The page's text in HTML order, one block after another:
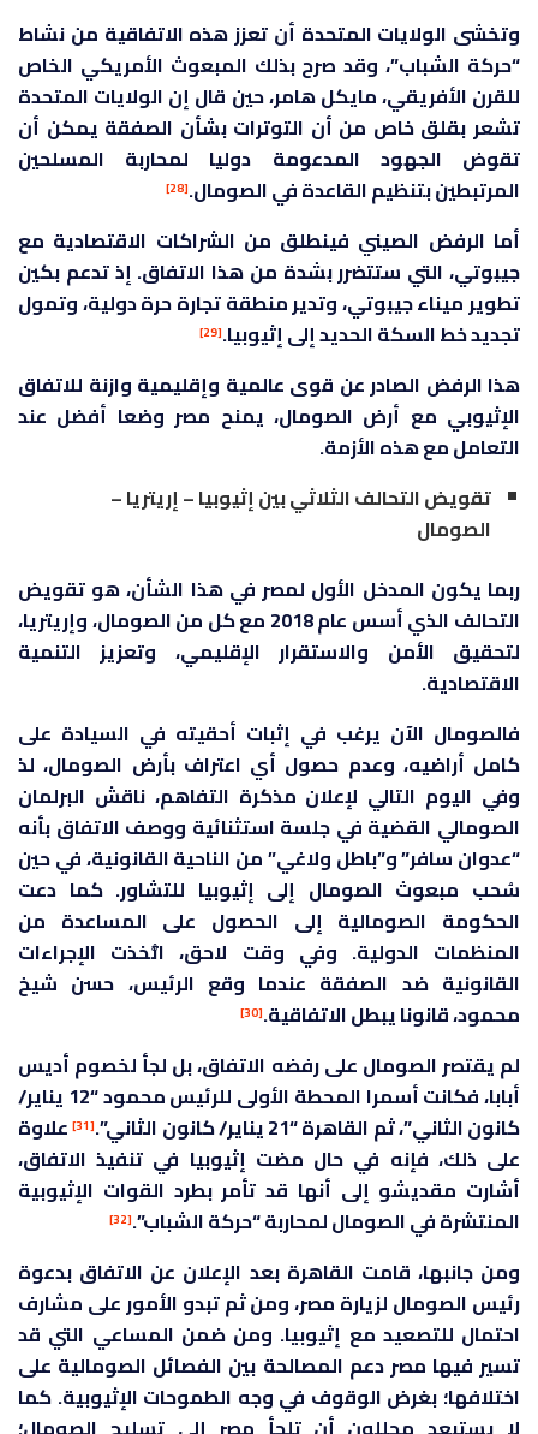
وتخشى الولايات المتحدة أن تعزز هذه الاتفاقية من نشاط
“حركة الشباب”، وقد صرح بذلك المبعوث الأمريكي الخاص
للقرن الأفريقي، مايكل هامر، حين قال إن الولايات المتحدة
تشعر بقلق خاص من أن التوترات بشأن الصفقة يمكن أن
تقوض الجهود المدعومة دوليا لمحاربة المسلحين
المرتبطين بتنظيم القاعدة في الصومال.[28]
أما الرفض الصيني فينطلق من الشراكات الاقتصادية مع
جيبوتي، التي ستتضرر بشدة من هذا الاتفاق. إذ تدعم بكين
تطوير ميناء جيبوتي، وتدير منطقة تجارة حرة دولية، وتمول
تجديد خط السكة الحديد إلى إثيوبيا.[29]
هذا الرفض الصادر عن قوى عالمية وإقليمية وازنة للاتفاق
الإثيوبي مع أرض الصومال، يمنح مصر وضعا أفضل عند
التعامل مع هذه الأزمة.
تقويض التحالف الثلاثي بين إثيوبيا – إريتريا –
الصومال
ربما يكون المدخل الأول لمصر في هذا الشأن، هو تقويض
التحالف الذي أسس عام 2018 مع كل من الصومال، وإريتريا،
لتحقيق الأمن والاستقرار الإقليمي، وتعزيز التنمية
الاقتصادية.
فالصومال الآن يرغب في إثبات أحقيته في السيادة على
كامل أراضيه، وعدم حصول أي اعتراف بأرض الصومال، لذ
وفي اليوم التالي لإعلان مذكرة التفاهم، ناقش البرلمان
الصومالي القضية في جلسة استثنائية ووصف الاتفاق بأنه
“عدوان سافر” و”باطل ولاغي” من الناحية القانونية، في حين
سُحب مبعوث الصومال إلى إثيوبيا للتشاور. كما دعت
الحكومة الصومالية إلى الحصول على المساعدة من
المنظمات الدولية. وفي وقت لاحق، اتُّخذت الإجراءات
القانونية ضد الصفقة عندما وقع الرئيس، حسن شيخ
محمود، قانونا يبطل الاتفاقية.[30]
لم يقتصر الصومال على رفضه الاتفاق، بل لجأ لخصوم أديس
أبابا، فكانت أسمرا المحطة الأولى للرئيس محمود “12 يناير/
كانون الثاني”، ثم القاهرة “21 يناير/ كانون الثاني”.
[31]
علاوة
على ذلك، فإنه في حال مضت إثيوبيا في تنفيذ الاتفاق،
أشارت مقديشو إلى أنها قد تأمر بطرد القوات الإثيوبية
المنتشرة في الصومال لمحاربة “حركة الشباب”.[32]
ومن جانبها، قامت القاهرة بعد الإعلان عن الاتفاق بدعوة
رئيس الصومال لزيارة مصر، ومن ثم تبدو الأمور على مشارف
احتمال للتصعيد مع إثيوبيا. ومن ضمن المساعي التي قد
تسير فيها مصر دعم المصالحة بين الفصائل الصومالية على
اختلافها؛ بغرض الوقوف في وجه الطموحات الإثيوبية. كما